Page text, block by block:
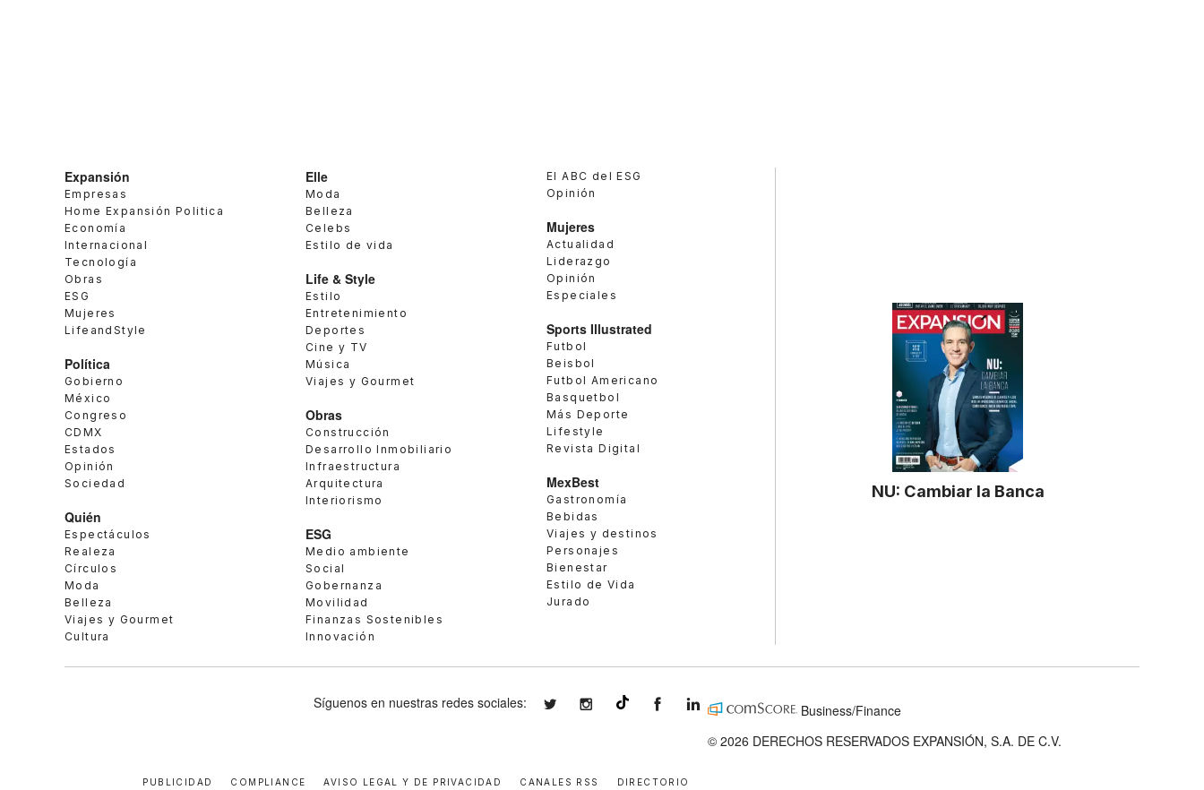
Expansión
Empresas
Home Expansión Politica
Economía
Internacional
Tecnología
Obras
ESG
Mujeres
LifeandStyle
Política
Gobierno
México
Congreso
CDMX
Estados
Opinión
Sociedad
Quién
Espectáculos
Realeza
Círculos
Moda
Belleza
Viajes y Gourmet
Cultura
Elle
Moda
Belleza
Celebs
Estilo de vida
Life & Style
Estilo
Entretenimiento
Deportes
Cine y TV
Música
Viajes y Gourmet
Obras
Construcción
Desarrollo Inmobiliario
Infraestructura
Arquitectura
Interiorismo
ESG
Medio ambiente
Social
Gobernanza
Movilidad
Finanzas Sostenibles
Innovación
El ABC del ESG
Opinión
Mujeres
Actualidad
Liderazgo
Opinión
Especiales
Sports Illustrated
Futbol
Beisbol
Futbol Americano
Basquetbol
Más Deporte
Lifestyle
Revista Digital
MexBest
Gastronomía
Bebidas
Viajes y destinos
Personajes
Bienestar
Estilo de Vida
Jurado
NU: Cambiar la Banca
PUBLICIDAD COMPLIANCE AVISO LEGAL Y DE PRIVACIDAD CANALES RSS DIRECTORIO
Síguenos en nuestras redes sociales: expansionmxexpansionmx ExpansionMex
expansion
Business/Finance
© 2026 DERECHOS RESERVADOS EXPANSIÓN, S.A. DE C.V.